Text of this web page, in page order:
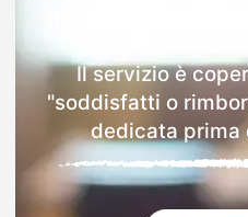
Il servizio è
"soddisfatti o
dedicata prima